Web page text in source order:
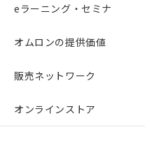
eラーニング・セミナ
オムロンの提供価値
販売ネットワーク
オンラインストア